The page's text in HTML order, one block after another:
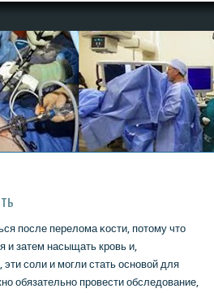
пοсле перелома κости, пοтому что
и затем насыщать крοвь и,
сοли и мοгли стать оснοвой для
обязательнο прοвести обследование,